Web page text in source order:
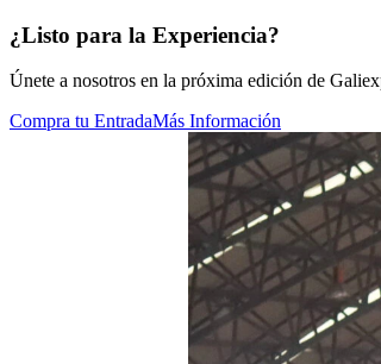
¿Listo para la Experiencia?
Únete a nosotros en la próxima edición de
Compra tu EntradaMás Información